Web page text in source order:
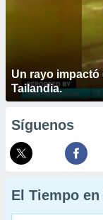
Un rayo impactó
Tailandia.
Síguenos
El Tiempo en